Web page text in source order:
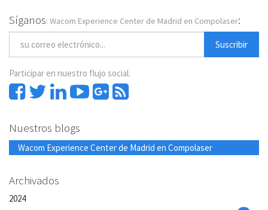
Síganos: Wacom Experience Center de Madrid en Compolaser:
Suscribir
Participar en nuestro flujo social.
Nuestros blogs
Wacom Experience Center de Madrid en Compolaser
Archivados
2024